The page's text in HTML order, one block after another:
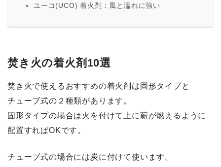
ユーコ(UCO) 着火剤：風と濡れに強い
焚き火の着火剤10選
焚き火で使えるおすすめの着火剤は固形タイプと
チューブ式の２種類があります。
固形タイプの場合は火を付けて上に薪が燃えるように
配置すればOKです。
チューブ式の場合には炭に付けて使います。